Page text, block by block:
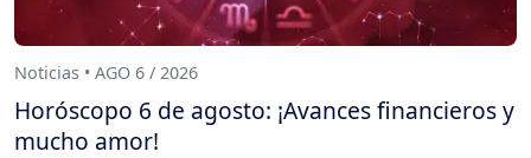
Noticias • AGO 6 / 2026
Horóscopo 6 de agosto: ¡Avances financieros y
mucho amor!